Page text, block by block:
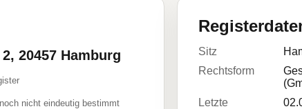
20457 Hamburg
nicht eindeutig bestimmt
Sitz
Rechtsform
Letzte